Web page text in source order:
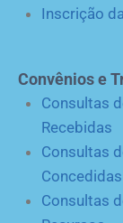
Inscrição
Convênios e
Consultas
Recebidas
Consultas
Concedidas
Consultas